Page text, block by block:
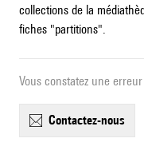
collections de la
fiches "partitions".
Vous constatez une
contactez-nous